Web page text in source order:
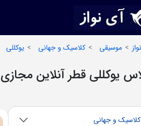
موسیقی کلاسیک و جهانی یوکللی
یوکللی قطر آنلاین مجازی
کلاسیک و جهانی